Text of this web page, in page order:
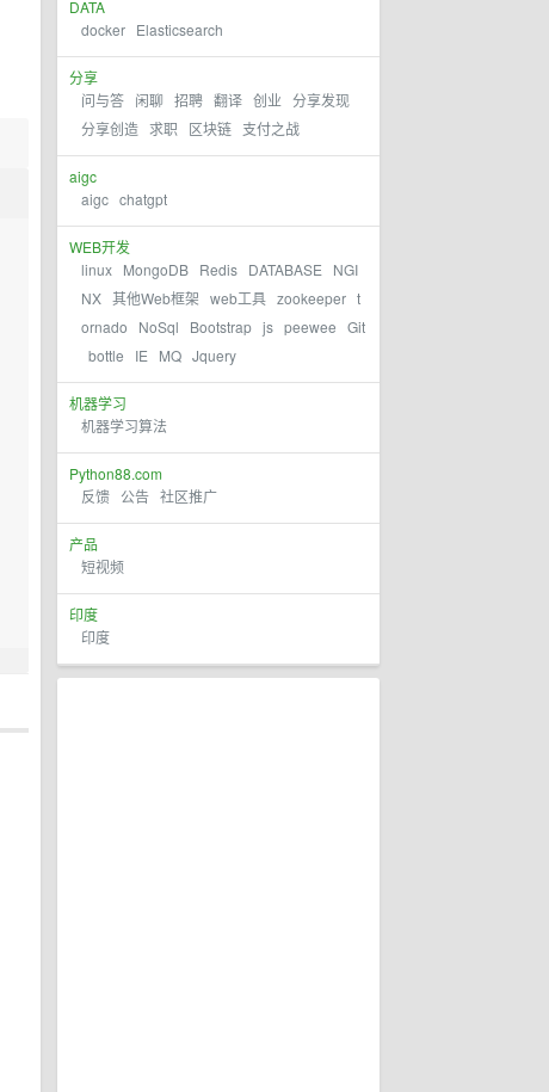
DATA
docker Elasticsearch
分享
问与答 闲聊 招聘 翻译 创业 分享发现
分享创造 求职 区块链 支付之战
aigc
aigc chatgpt
WEB开发
linux MongoDB Redis DATABASE
NGI
NX 其他Web框架 web工具 zookeeper t
ornado
NoSql Bootstrap js peewee Git
bottle
IE MQ Jquery
机器学习
机器学习算法
Python88.com
反馈 公告 社区推广
产品
短视频
印度
印度